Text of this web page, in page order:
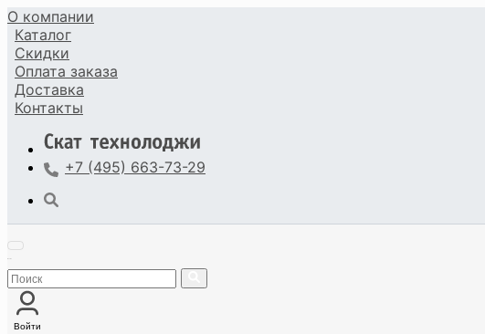
О компании
Каталог
Скидки
Оплата заказа
Доставка
Контакты
+7 (495) 663-73-29
Войти